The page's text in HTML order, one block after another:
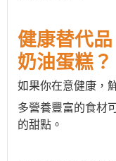
健康替代品
奶油蛋糕 ？
如果你在意健康，
多營養豐富的食材
的甜點。